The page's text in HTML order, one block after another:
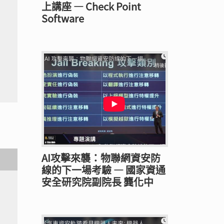
上講座 — Check Point
Software
AI攻擊來襲：物聯網資安防
線的下一場考驗 — 國家資通
安全研究院副院長 龔化中